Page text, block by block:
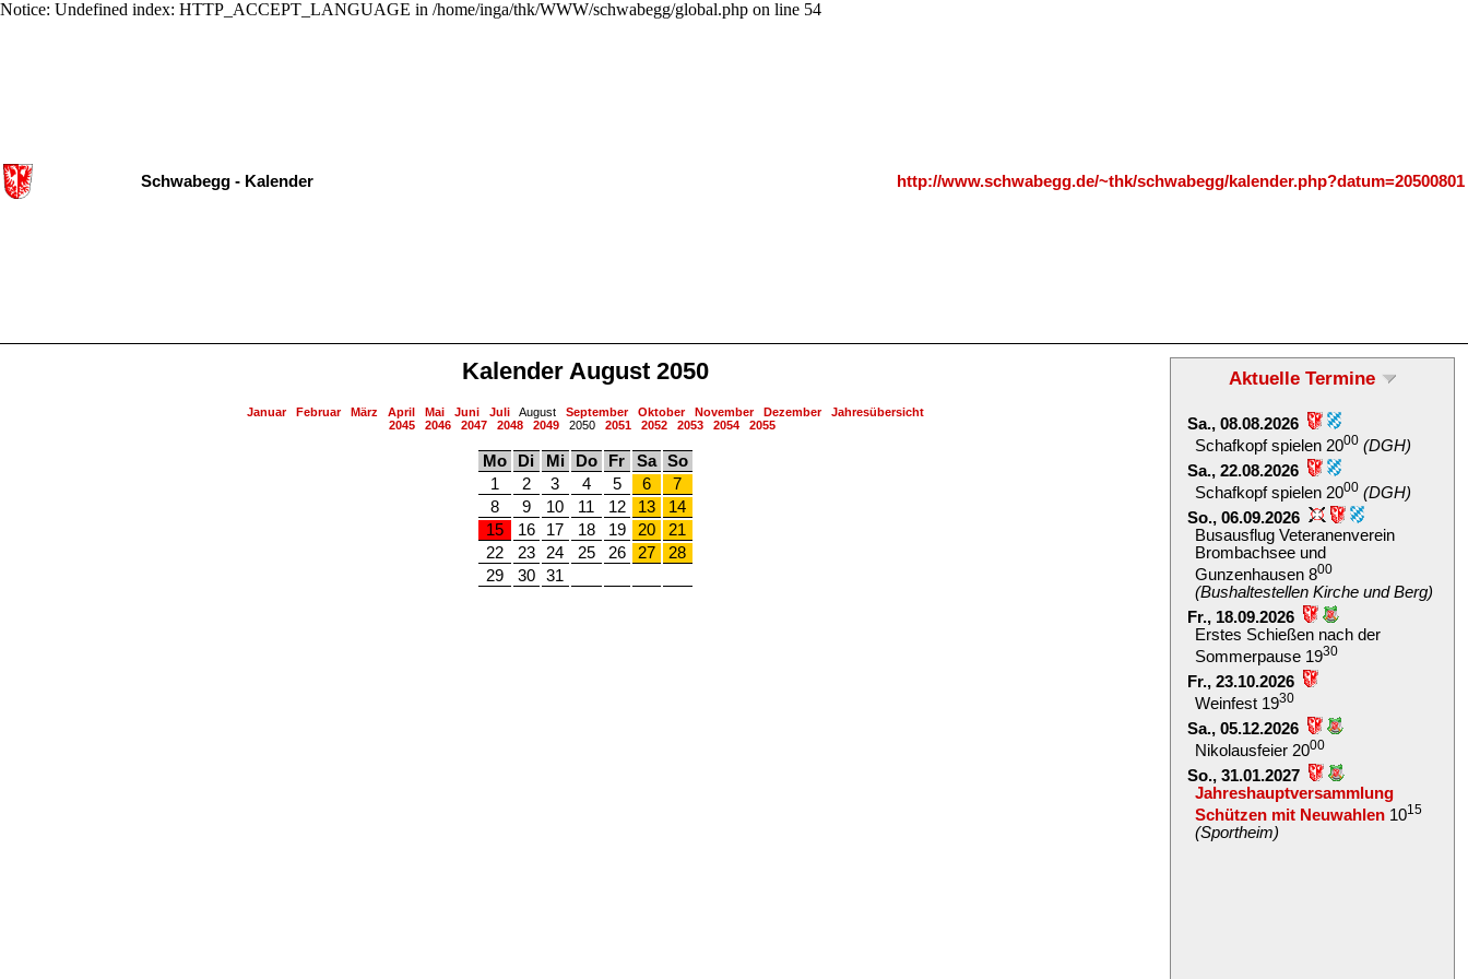
Notice: Undefined index: HTTP_ACCEPT_LANGUAGE in /home/inga/thk/WWW/schwabegg/global.php on line 54
Schwabegg - Kalender http://www.schwabegg.de/~thk/schwabegg/kalender.php?datum=20500801
Kalender August 2050
Januar Februar März April Mai Juni JuliAugust September Oktober November Dezember
Jahresübersicht
2045
2046 2047 2048 20492050 2051 2052 2053 2054 2055
Mo Di Mi Do Fr Sa
So
1
2 3 4 5 6
7
8
9 10 11 12 13
14
15
16 17 18 19 20
21
22
23 24 25 26 27
28
29
30 31
Aktuelle Termine
Sa., 08.08.2026
Schafkopf spielen 2000 (DGH)
Sa., 22.08.2026
Schafkopf spielen 2000 (DGH)
So., 06.09.2026
Busausflug Veteranenverein
Brombachsee und
Gunzenhausen 800
(Bushaltestellen Kirche und Berg)
Fr., 18.09.2026
Erstes Schießen nach der
Sommerpause 1930
Fr., 23.10.2026
Weinfest 1930
Sa., 05.12.2026
Nikolausfeier 2000
So., 31.01.2027
Jahreshauptversammlung
Schützen mit Neuwahlen1015
(Sportheim)